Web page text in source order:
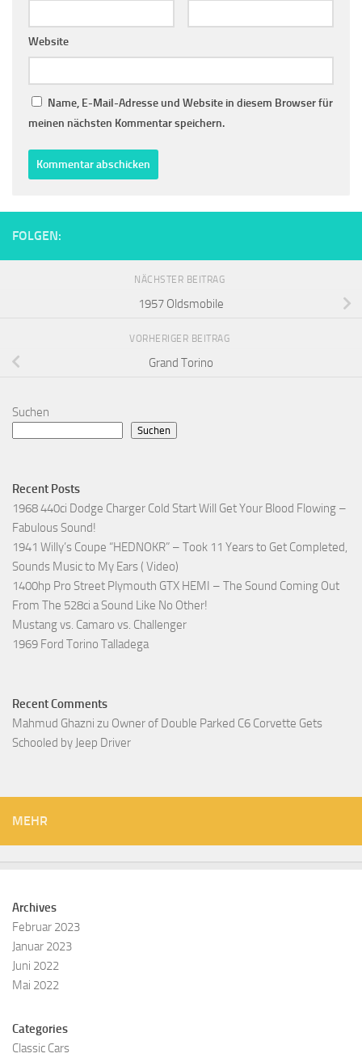
Website
Name, E-Mail-Adresse und Website in diesem Browser für
meinen nächsten Kommentar speichern.
FOLGEN:
NÄCHSTER BEITRAG
1957 Oldsmobile
VORHERIGER BEITRAG
Grand Torino
Suchen
Suchen
Recent Posts
1968 440ci Dodge Charger Cold Start Will Get Your Blood Flowing –
Fabulous Sound!
1941 Willy’s Coupe “HEDNOKR” – Took 11 Years to Get Completed,
Sounds Music to My Ears ( Video)
1400hp Pro Street Plymouth GTX HEMI – The Sound Coming Out
From The 528ci a Sound Like No Other!
Mustang vs. Camaro vs. Challenger
1969 Ford Torino Talladega
Recent Comments
Mahmud Ghazni zu Owner of Double Parked C6 Corvette Gets
Schooled by Jeep Driver
MEHR
Archives
Februar 2023
Januar 2023
Juni 2022
Mai 2022
Categories
Classic Cars